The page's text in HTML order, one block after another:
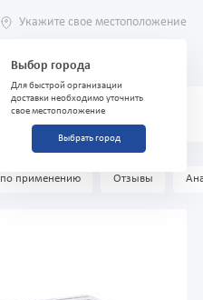
Укажите свое местоположение
Выбор города
Для быстрой организации
доставки необходимо уточнить
свое местоположение
Выбрать город
№30
по применению Отзывы